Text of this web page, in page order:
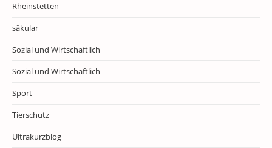
Rheinstetten
säkular
Sozial und Wirtschaftlich
Sozial und Wirtschaftlich
Sport
Tierschutz
Ultrakurzblog